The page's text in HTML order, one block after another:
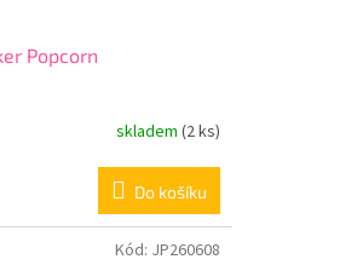
Popcorn
skladem (2 ks)
Do košíku
Kód: JP260608